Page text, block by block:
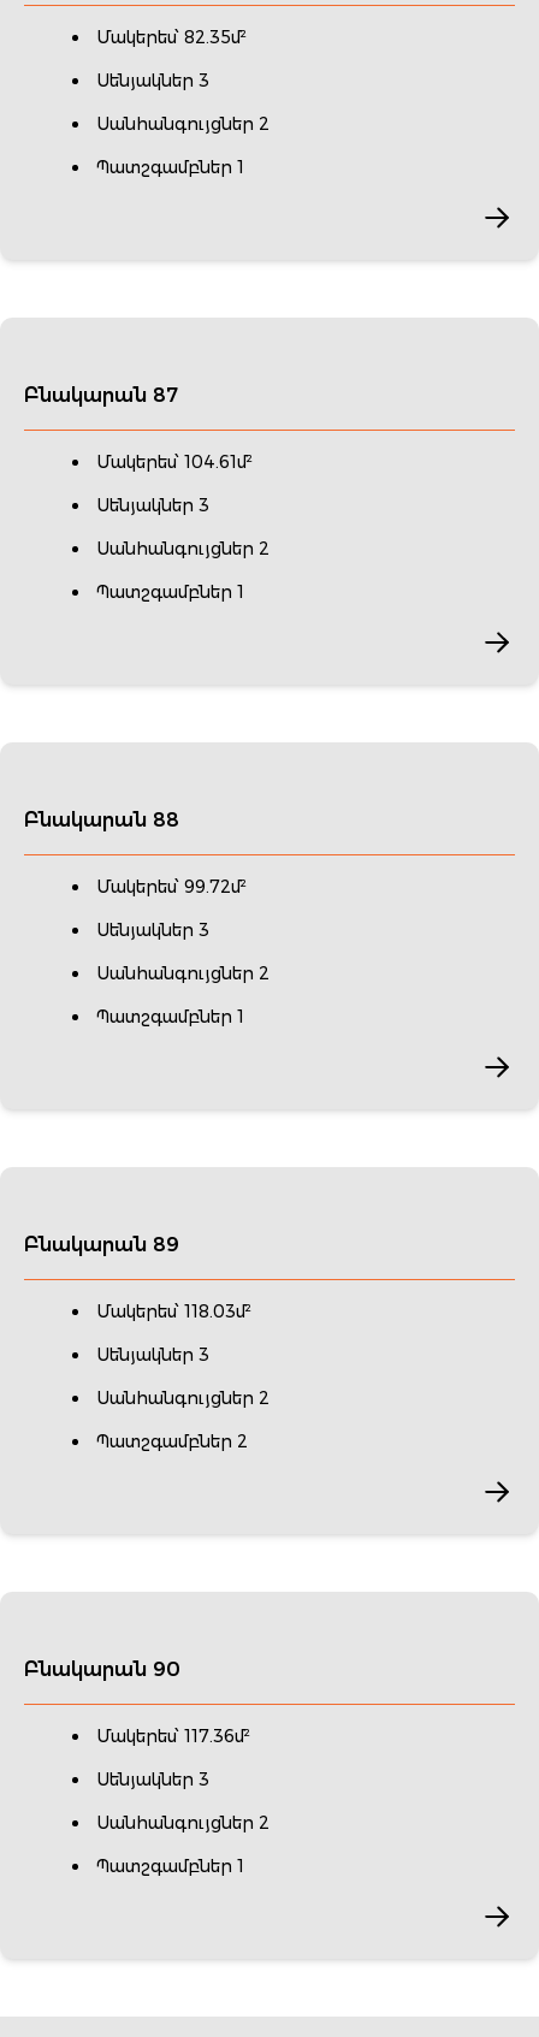
Մակերես՝ 82.35մ²
Սենյակներ 3
Սանհանգույցներ 2
Պատշգամբներ 1
Բնակարան 87
Մակերես՝ 104.61մ²
Սենյակներ 3
Սանհանգույցներ 2
Պատշգամբներ 1
Բնակարան 88
Մակերես՝ 99.72մ²
Սենյակներ 3
Սանհանգույցներ 2
Պատշգամբներ 1
Բնակարան 89
Մակերես՝ 118.03մ²
Սենյակներ 3
Սանհանգույցներ 2
Պատշգամբներ 2
Բնակարան 90
Մակերես՝ 117.36մ²
Սենյակներ 3
Սանհանգույցներ 2
Պատշգամբներ 1